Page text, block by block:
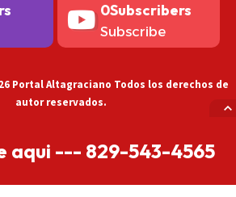
0Subscribers
Subscribe
Portal Altagraciano Todos los derechos de
autor reservados.
aqui --- 829-543-4565